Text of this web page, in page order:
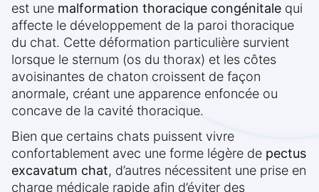
est une malformation thoracique congénitale qui
affecte le développement de la paroi thoracique
du chat. Cette déformation particulière survient
lorsque le sternum (os du thorax) et les côtes
avoisinantes de chaton croissent de façon
anormale, créant une apparence enfoncée ou
concave de la cavité thoracique.
Bien que certains chats puissent vivre
confortablement avec une forme légère de pectus
excavatum chat, d’autres nécessitent une prise en
charge médicale rapide afin d’éviter des